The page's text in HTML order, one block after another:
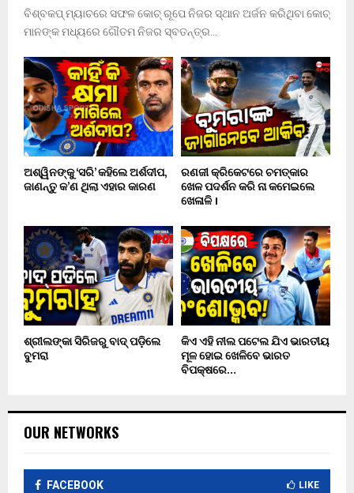
ବିଶ୍ବକପ୍ ମ୍ୟାଚରେ ସଫଳ କୋଚ୍ ରୂପେ ନିଜର ସ୍ଥାନ ଅର୍ଜନ କରିଥିବା କୋଚ୍
ମାନଙ୍କ ମଧ୍ୟରେ ଗୌତମ ନିଜର ସ୍ବତନ୍ତ୍ର...
ଅଶ୍ୱିନଙ୍କୁ ‘ସରି’ କହିଲେ ଅର୍ଶଦୀପ,
ଜାଣନ୍ତୁ କ’ଣ ଥିଲା ଏହାର କାରଣ
ରଣଜୀ କ୍ରିକେଟରେ ଚମତ୍କାର
ଖେଳ ପଦର୍ଶନ କରି ନା କମେଇଲେ
ଖେଳାଳି ।
ଶ୍ରୀଲଙ୍କା ସିରିଜରୁ ବାଦ୍ ପଡ଼ିଲେ
ବୁମରା
କିଏ ଏହି ନୀଲ ପଟେଲ ଯିଏ ଭାରତୀୟ
ମୂଳ ହୋଇ ଖେଳିବେ ଭାରତ
ବିପକ୍ଷରେ…
OUR NETWORKS
FACEBOOK LIKE